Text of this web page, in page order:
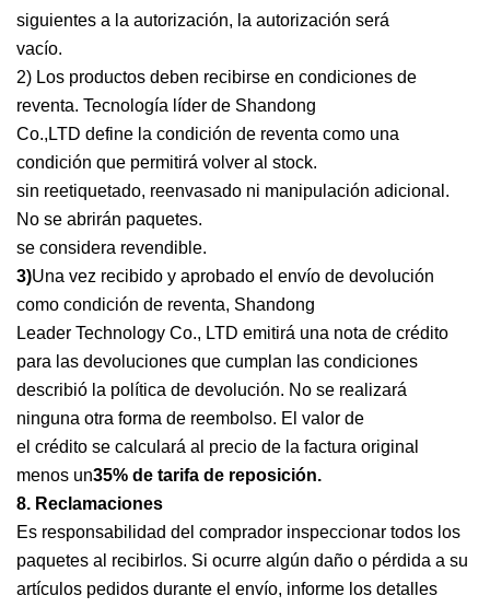
siguientes a la autorización, la autorización será
vacío.
2) Los productos deben recibirse en condiciones de
reventa. Tecnología líder de Shandong
Co.,LTD define la condición de reventa como una
condición que permitirá volver al stock.
sin reetiquetado, reenvasado ni manipulación adicional.
No se abrirán paquetes.
se considera revendible.
3)Una vez recibido y aprobado el envío de devolución
como condición de reventa, Shandong
Leader Technology Co., LTD emitirá una nota de crédito
para las devoluciones que cumplan las condiciones
describió la política de devolución. No se realizará
ninguna otra forma de reembolso. El valor de
el crédito se calculará al precio de la factura original
menos un35% de tarifa de reposición.
8. Reclamaciones
Es responsabilidad del comprador inspeccionar todos los
paquetes al recibirlos. Si ocurre algún daño o pérdida a su
artículos pedidos durante el envío, informe los detalles